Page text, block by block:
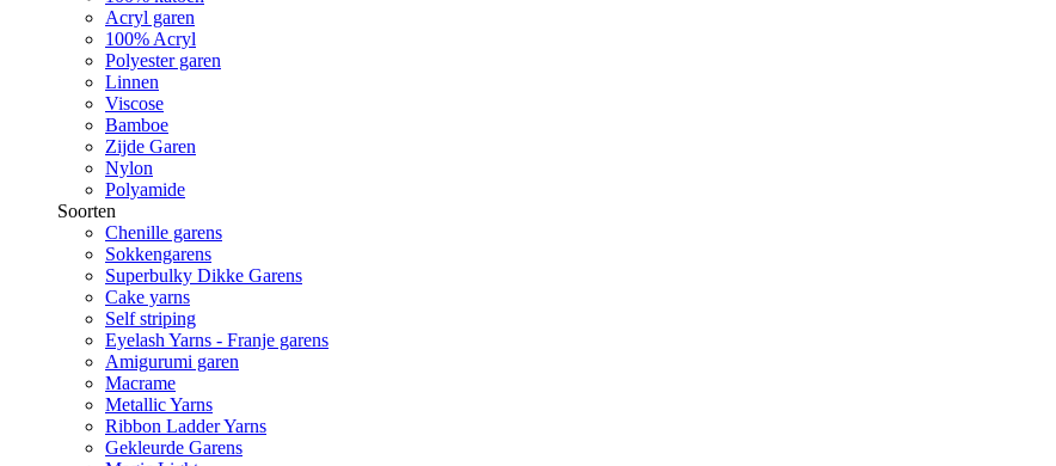
Acryl garen
100% Acryl
Polyester garen
Linnen
Viscose
Bamboe
Zijde Garen
Nylon
Polyamide
Soorten
Chenille garens
Sokkengarens
Superbulky Dikke Garens
Cake yarns
Self striping
Eyelash Yarns - Franje garens
Amigurumi garen
Macrame
Metallic Yarns
Ribbon Ladder Yarns
Gekleurde Garens